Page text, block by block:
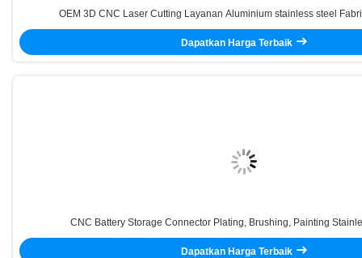
OEM 3D CNC Laser Cutting Layanan Aluminium stainless steel
Dapatkan Harga Terbaik
CNC Battery Storage Connector Plating, Brushing, Painting
Dapatkan Harga Terbaik